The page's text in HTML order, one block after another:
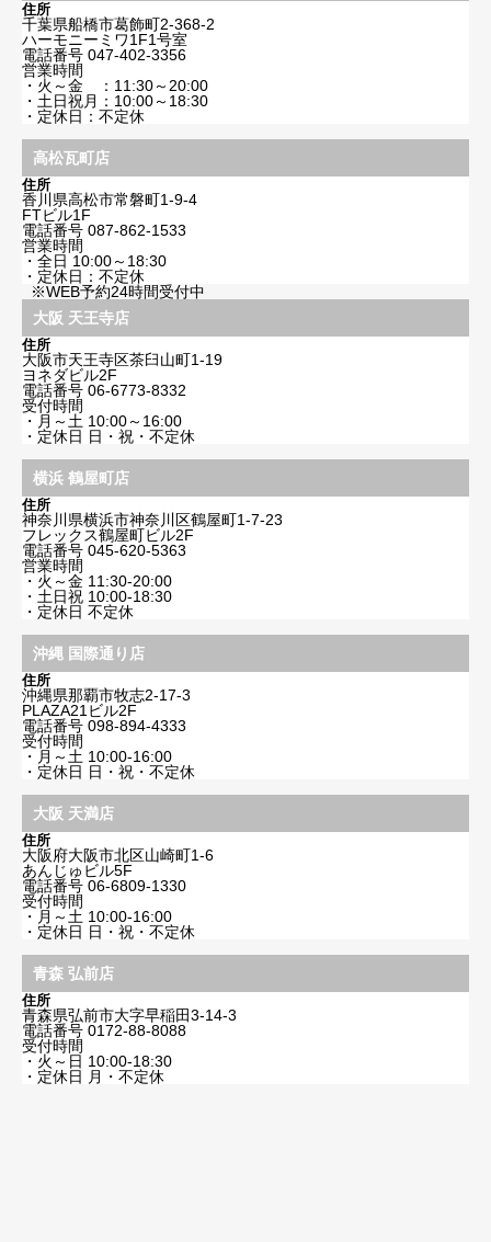
住所
千葉県船橋市葛飾町2-368-2
ハーモニーミワ1F1号室
電話番号 047-402-3356
営業時間
・火～金 ：11:30～20:00
・土日祝月：10:00～18:30
・定休日：不定休
高松瓦町店
住所
香川県高松市常磐町1-9-4
FTビル1F
電話番号 087-862-1533
営業時間
・全日 10:00～18:30
・定休日：不定休
※WEB予約24時間受付中
大阪 天王寺店
住所
大阪市天王寺区茶臼山町1-19
ヨネダビル2F
電話番号 06-6773-8332
受付時間
・月～土 10:00～16:00
・定休日 日・祝・不定休
横浜 鶴屋町店
住所
神奈川県横浜市神奈川区鶴屋町1-7-23
フレックス鶴屋町ビル2F
電話番号 045-620-5363
営業時間
・火～金 11:30-20:00
・土日祝 10:00-18:30
・定休日 不定休
沖縄 国際通り店
住所
沖縄県那覇市牧志2-17-3
PLAZA21ビル2F
電話番号 098-894-4333
受付時間
・月～土 10:00-16:00
・定休日 日・祝・不定休
大阪 天満店
住所
大阪府大阪市北区山崎町1-6
あんじゅビル5F
電話番号 06-6809-1330
受付時間
・月～土 10:00-16:00
・定休日 日・祝・不定休
青森 弘前店
住所
青森県弘前市大字早稲田3-14-3
電話番号 0172-88-8088
受付時間
・火～日 10:00-18:30
・定休日 月・不定休